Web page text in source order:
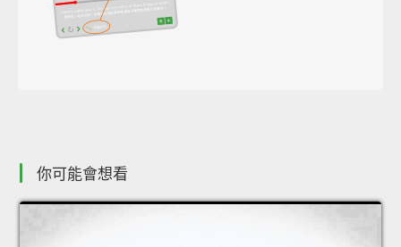
你可能會想看